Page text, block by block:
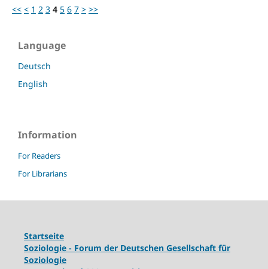
<< < 1 2 3 4 5 6 7 > >>
Language
Deutsch
English
Information
For Readers
For Librarians
Startseite
Soziologie - Forum der Deutschen Gesellschaft für
Soziologie